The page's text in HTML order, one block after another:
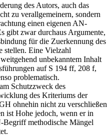
des Autors, auch das
zu verallgemeinern, sondern
einen eigenen AN-
gibt zwar durchaus Argumente,
für die Zuerkennung des
stellen. Eine Vielzahl
unbekanntem Inhalt
auf S 194 ff, 208 f,
problematisch.
Schutzzweck des
des Kriteriums der
ohnehin nicht zu verschließen
ist Hohe jedoch, wenn er in
Begriff methodische Mängel